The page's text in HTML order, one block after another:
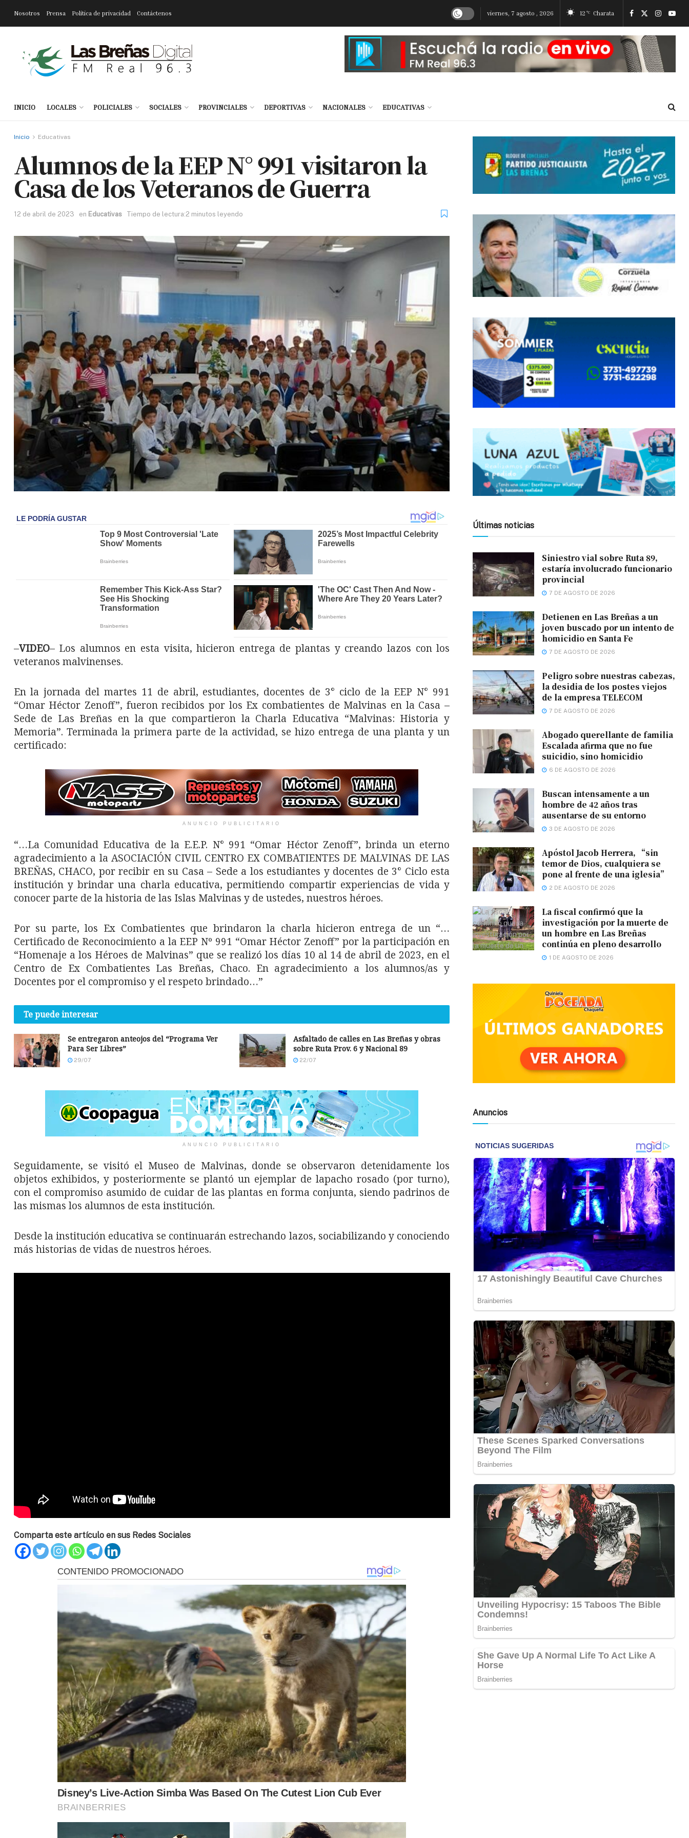
Nosotros Prensa Política de privacidad Contáctenos viernes, 7 agosto , 2026 12 °C Charata
INICIO LOCALES POLICIALES SOCIALES PROVINCIALES DEPORTIVAS NACIONALES EDUCATIVAS
Inicio Educativas
Alumnos de la EEP N° 991 visitaron la
Casa de los Veteranos de Guerra
12 de abril de 2023 en Educativas Tiempo de lectura:2 minutos leyendo
–VIDEO– Los alumnos en esta visita, hicieron entrega de plantas y creando lazos con los
veteranos malvinenses.
En la jornada del martes 11 de abril, estudiantes, docentes de 3° ciclo de la EEP N° 991
“Omar Héctor Zenoff”, fueron recibidos por los Ex combatientes de Malvinas en la Casa –
Sede de Las Breñas en la que compartieron la Charla Educativa “Malvinas: Historia y
Memoria”. Terminada la primera parte de la actividad, se hizo entrega de una planta y un
certificado:
ANUNCIO PUBLICITARIO
“…La Comunidad Educativa de la E.E.P. N° 991 “Omar Héctor Zenoff”, brinda un eterno
agradecimiento a la ASOCIACIÓN CIVIL CENTRO EX COMBATIENTES DE MALVINAS DE LAS
BREÑAS, CHACO, por recibir en su Casa – Sede a los estudiantes y docentes de 3° Ciclo esta
institución y brindar una charla educativa, permitiendo compartir experiencias de vida y
conocer parte de la historia de las Islas Malvinas y de ustedes, nuestros héroes.
Por su parte, los Ex Combatientes que brindaron la charla hicieron entrega de un “…
Certificado de Reconocimiento a la EEP Nº 991 “Omar Héctor Zenoff” por la participación en
“Homenaje a los Héroes de Malvinas” que se realizó los días 10 al 14 de abril de 2023, en el
Centro de Ex Combatientes Las Breñas, Chaco. En agradecimiento a los alumnos/as y
Docentes por el compromiso y el respeto brindado…”
Te puede interesar
Se entregaron anteojos del “Programa Ver
Para Ser Libres”
29/07
Asfaltado de calles en Las Breñas y obras
sobre Ruta Prov. 6 y Nacional 89
22/07
ANUNCIO PUBLICITARIO
Seguidamente, se visitó el Museo de Malvinas, donde se observaron detenidamente los
objetos exhibidos, y posteriormente se plantó un ejemplar de lapacho rosado (por turno),
con el compromiso asumido de cuidar de las plantas en forma conjunta, siendo padrinos de
las mismas los alumnos de esta institución.
Desde la institución educativa se continuarán estrechando lazos, sociabilizando y conociendo
más historias de vidas de nuestros héroes.
Comparta este artículo en sus Redes Sociales
Últimas noticias
Siniestro vial sobre Ruta 89,
estaría involucrado funcionario
provincial
7 DE AGOSTO DE 2026
Detienen en Las Breñas a un
joven buscado por un intento de
homicidio en Santa Fe
7 DE AGOSTO DE 2026
Peligro sobre nuestras cabezas,
la desidia de los postes viejos
de la empresa TELECOM
7 DE AGOSTO DE 2026
Abogado querellante de familia
Escalada afirma que no fue
suicidio, sino homicidio
6 DE AGOSTO DE 2026
Buscan intensamente a un
hombre de 42 años tras
ausentarse de su entorno
3 DE AGOSTO DE 2026
Apóstol Jacob Herrera, “sin
temor de Dios, cualquiera se
pone al frente de una iglesia”
2 DE AGOSTO DE 2026
La fiscal confirmó que la
investigación por la muerte de
un hombre en Las Breñas
continúa en pleno desarrollo
1 DE AGOSTO DE 2026
Anuncios